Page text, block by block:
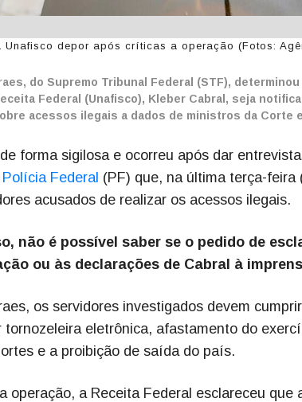
Unafisco depor após críticas a operação (Fotos:
do Supremo Tribunal Federal (STF),
Federal (Unafisco), Kleber Cabral, seja
acessos ilegais a dados de ministros da Corte
forma sigilosa e ocorreu após dar
Federal (PF) que, na última terça-feira
acusados de realizar os acessos ilegais.
não é possível saber se o pedido de
ou às declarações de Cabral à
os servidores investigados devem
tornozeleira eletrônica, afastamento do
e a proibição de saída do país.
operação, a Receita Federal esclareceu que